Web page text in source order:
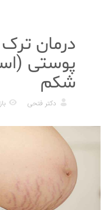
درمان
پوستی
شکم
دکتر فتحی